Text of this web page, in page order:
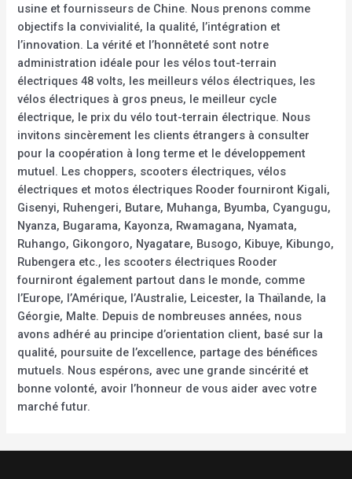
usine et fournisseurs de Chine. Nous prenons comme
objectifs la convivialité, la qualité, l’intégration et
l’innovation. La vérité et l’honnêteté sont notre
administration idéale pour les vélos tout-terrain
électriques 48 volts, les meilleurs vélos électriques, les
vélos électriques à gros pneus, le meilleur cycle
électrique, le prix du vélo tout-terrain électrique. Nous
invitons sincèrement les clients étrangers à consulter
pour la coopération à long terme et le développement
mutuel. Les choppers, scooters électriques, vélos
électriques et motos électriques Rooder fourniront Kigali,
Gisenyi, Ruhengeri, Butare, Muhanga, Byumba, Cyangugu,
Nyanza, Bugarama, Kayonza, Rwamagana, Nyamata,
Ruhango, Gikongoro, Nyagatare, Busogo, Kibuye, Kibungo,
Rubengera etc., les scooters électriques Rooder
fourniront également partout dans le monde, comme
l’Europe, l’Amérique, l’Australie, Leicester, la Thaïlande, la
Géorgie, Malte. Depuis de nombreuses années, nous
avons adhéré au principe d’orientation client, basé sur la
qualité, poursuite de l’excellence, partage des bénéfices
mutuels. Nous espérons, avec une grande sincérité et
bonne volonté, avoir l’honneur de vous aider avec votre
marché futur.